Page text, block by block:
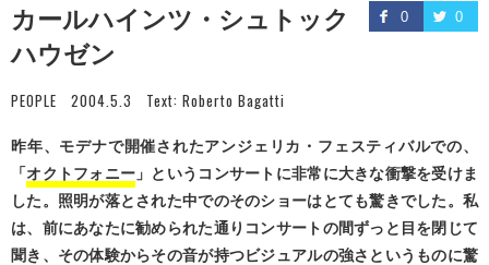
0 0
カールハインツ・シュトック
ハウゼン
PEOPLE 2004.5.3 Text: Roberto Bagatti
昨年、モデナで開催されたアンジェリカ・フェスティバルでの、
「オクトフォニー 」というコンサートに非常に大きな衝撃を受けま
した。照明が落とされた中でのそのショーはとても驚きでした。私
は、前にあなたに勧められた通りコンサートの間ずっと目を閉じて
聞き、その体験からその音が持つビジュアルの強さというものに驚